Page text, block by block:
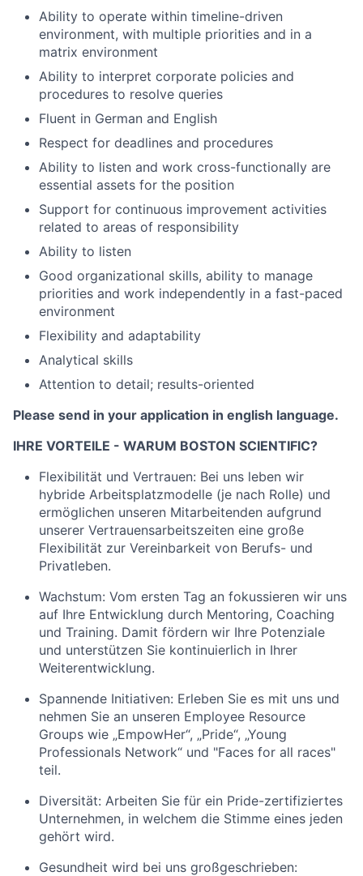
Ability to operate within timeline-driven
environment, with multiple priorities and in a
matrix environment
Ability to interpret corporate policies and
procedures to resolve queries
Fluent in German and English
Respect for deadlines and procedures
Ability to listen and work cross-functionally are
essential assets for the position
Support for continuous improvement activities
related to areas of responsibility
Ability to listen
Good organizational skills, ability to manage
priorities and work independently in a fast-paced
environment
Flexibility and adaptability
Analytical skills
Attention to detail; results-oriented
Please send in your application in english language.
IHRE VORTEILE - WARUM BOSTON SCIENTIFIC?
Flexibilität und Vertrauen: Bei uns leben wir
hybride Arbeitsplatzmodelle (je nach Rolle) und
ermöglichen unseren Mitarbeitenden aufgrund
unserer Vertrauensarbeitszeiten eine große
Flexibilität zur Vereinbarkeit von Berufs- und
Privatleben.
Wachstum: Vom ersten Tag an fokussieren wir uns
auf Ihre Entwicklung durch Mentoring, Coaching
und Training. Damit fördern wir Ihre Potenziale
und unterstützen Sie kontinuierlich in Ihrer
Weiterentwicklung.
Spannende Initiativen: Erleben Sie es mit uns und
nehmen Sie an unseren Employee Resource
Groups wie „EmpowHer“, „Pride“, „Young
Professionals Network“ und "Faces for all races"
teil.
Diversität: Arbeiten Sie für ein Pride-zertifiziertes
Unternehmen, in welchem die Stimme eines jeden
gehört wird.
Gesundheit wird bei uns großgeschrieben: